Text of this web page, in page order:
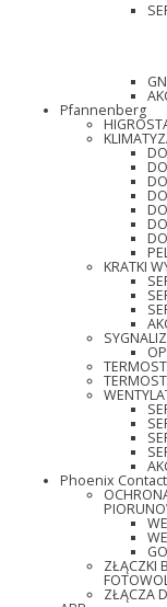
Pfannenberg
KRATKI
Phoenix Contact
ZŁĄCZKI
ZŁĄCZA